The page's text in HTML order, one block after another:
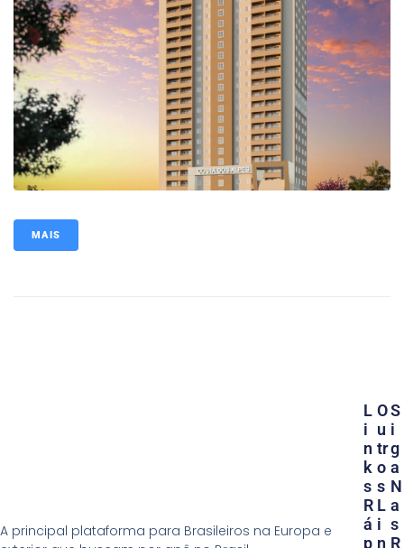
MAIS
A principal plataforma para Brasileiros na Europa e
O
U
Tr
O
S
L
I
N
L
I
N
K
S
R
Á
P
S
I
G
A
N
A
S
R